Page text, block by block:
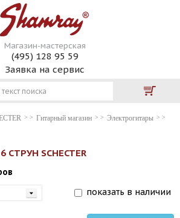
Магазин-мастерская
(495) 128 95 59
Заявка на сервис
Гитарный магазин
Электрогитары
SCHECTER
показать в наличии